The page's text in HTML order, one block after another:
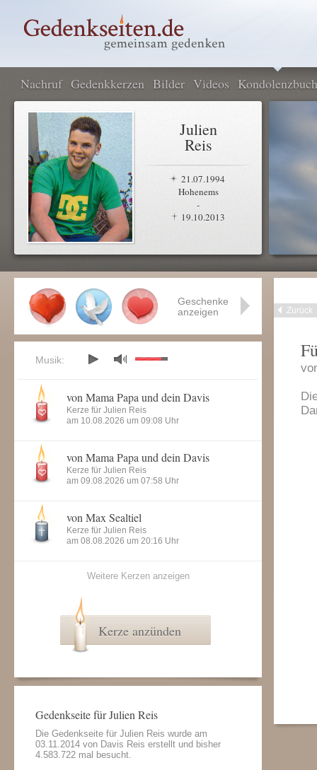
Nachruf Gedenkkerzen Bilder Videos Kondolenzbuch
Julien
Reis
21.07.1994
Hohenems
-
19.10.2013
Zurück
Geschenke
anzeigen
Musik:
von Mama Papa und dein Davis
Kerze für Julien Reis
am 10.08.2026 um 09:08 Uhr
von Mama Papa und dein Davis
Kerze für Julien Reis
am 09.08.2026 um 07:58 Uhr
von Max Sealtiel
Kerze für Julien Reis
am 08.08.2026 um 20:16 Uhr
Weitere Kerzen anzeigen
Kerze anzünden
Gedenkseite für Julien Reis
Die Gedenkseite für Julien Reis wurde am
03.11.2014 von Davis Reis erstellt und bisher
4.583.722 mal besucht.